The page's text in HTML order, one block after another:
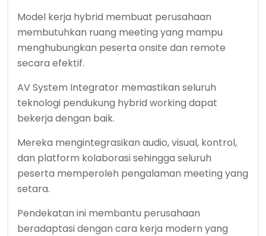
Model kerja hybrid membuat perusahaan
membutuhkan ruang meeting yang mampu
menghubungkan peserta onsite dan remote
secara efektif.
AV System Integrator memastikan seluruh
teknologi pendukung hybrid working dapat
bekerja dengan baik.
Mereka mengintegrasikan audio, visual, kontrol,
dan platform kolaborasi sehingga seluruh
peserta memperoleh pengalaman meeting yang
setara.
Pendekatan ini membantu perusahaan
beradaptasi dengan cara kerja modern yang